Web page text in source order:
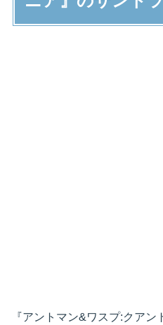
『アントマン&ワスプ:クア